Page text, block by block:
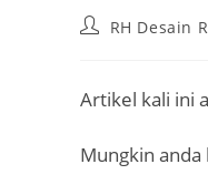
PostRH Desain
Artikel kali ini
Mungkin